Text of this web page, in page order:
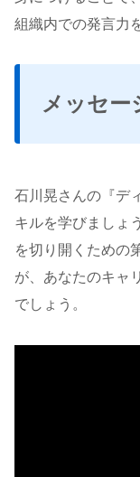
組織内での発言力
メッセー
石川晃さんの『デ
キルを学びましょ
を切り開くための
が、あなたのキャ
でしょう。